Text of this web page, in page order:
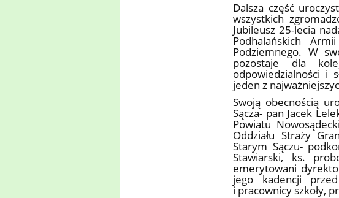
Dalsza część
wszystkich
Jubileusz 25-lecia
Podhalańskich
Podziemnego. W
pozostaje dla
odpowiedzialności i
jeden z
Swoją obecnością
Sącza- pan Jacek
Powiatu
Oddziału Straży
Starym Sączu-
Stawiarski, ks.
emerytowani
jego kadencji
i pracownicy szkoły,